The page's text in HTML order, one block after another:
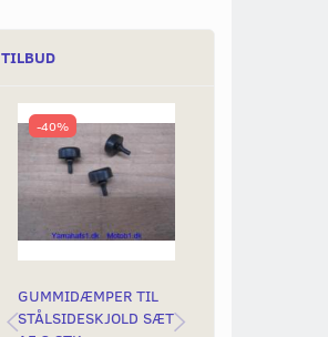
TILBUD
-40%
GUMMIDÆMPER TIL
STÅLSIDESKJOLD SÆT